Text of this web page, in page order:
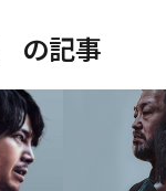
の記事